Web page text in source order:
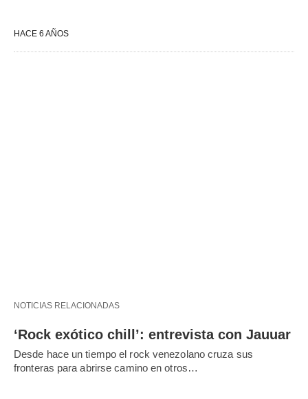
HACE 6 AÑOS
NOTICIAS RELACIONADAS
‘Rock exótico chill’: entrevista con Jauuar
Desde hace un tiempo el rock venezolano cruza sus
fronteras para abrirse camino en otros…